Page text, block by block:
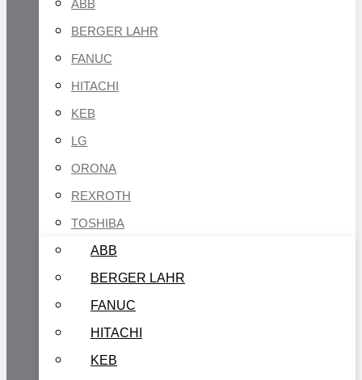
ABB
BERGER LAHR
FANUC
HITACHI
KEB
LG
ORONA
REXROTH
TOSHIBA
ABB
BERGER LAHR
FANUC
HITACHI
KEB